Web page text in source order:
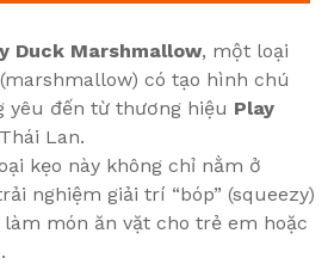
Duck Marshmallow, một loại
có tạo hình chú
yêu đến từ thương hiệu Play
Lan.
kẹo này không chỉ nằm ở
nghiệm giải trí “bóp” (squeezy)
món ăn vặt cho trẻ em hoặc